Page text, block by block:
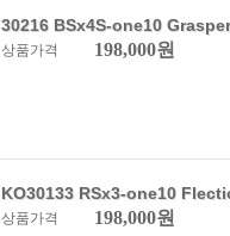
30216 BSx4S-one10
상품가격 198,000원
KO30133 RSx3-one10
상품가격 198,000원